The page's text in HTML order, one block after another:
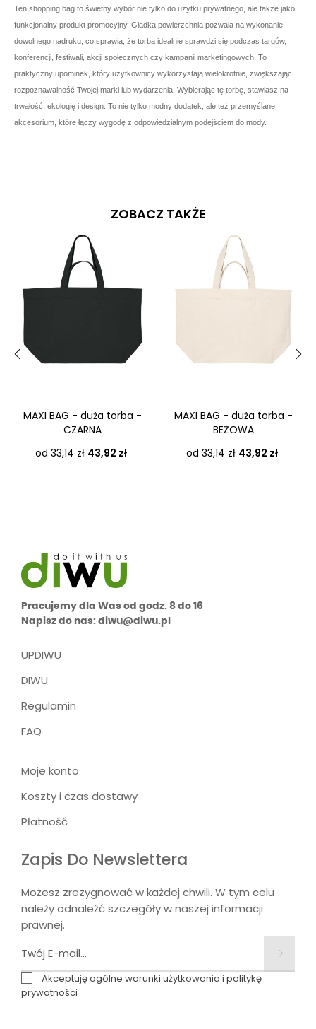
Ten shopping bag to świetny wybór nie tylko do użytku prywatnego, ale także jako
funkcjonalny produkt promocyjny. Gładka powierzchnia pozwala na wykonanie
dowolnego nadruku, co sprawia, że torba idealnie sprawdzi się podczas targów,
konferencji, festiwali, akcji społecznych czy kampanii marketingowych. To
praktyczny upominek, który użytkownicy wykorzystają wielokrotnie, zwiększając
rozpoznawalność Twojej marki lub wydarzenia. Wybierając tę torbę, stawiasz na
trwałość, ekologię i design. To nie tylko modny dodatek, ale też przemyślane
akcesorium, które łączy wygodę z odpowiedzialnym podejściem do mody.
ZOBACZ TAKŻE
MAXI BAG - duża torba -
CZARNA
od 33,14 zł Cena
43,92 zł
MAXI BAG - duża torba -
BEŻOWA
od 33,14 zł Cena
43,92 zł
Pracujemy dla Was od godz. 8 do 16
Napisz do nas: diwu@diwu.pl
UPDIWU
DIWU
Regulamin
FAQ
Moje konto
Koszty i czas dostawy
Płatność
Zapis Do Newslettera
Możesz zrezygnować w każdej chwili. W tym celu
należy odnaleźć szczegóły w naszej informacji
prawnej.
Akceptuję ogólne warunki użytkowania i politykę
prywatności